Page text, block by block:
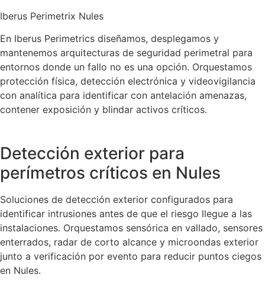
Iberus Perimetrix Nules
En Iberus Perimetrics diseñamos, desplegamos y
mantenemos arquitecturas de seguridad perimetral para
entornos donde un fallo no es una opción. Orquestamos
protección física, detección electrónica y videovigilancia
con analítica para identificar con antelación amenazas,
contener exposición y blindar activos críticos.
Detección exterior para
perímetros críticos en Nules
Soluciones de detección exterior configurados para
identificar intrusiones antes de que el riesgo llegue a las
instalaciones. Orquestamos sensórica en vallado, sensores
enterrados, radar de corto alcance y microondas exterior
junto a verificación por evento para reducir puntos ciegos
en Nules.